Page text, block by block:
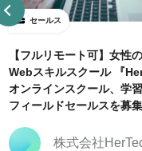
セールス
【フルリモート可】女性
Webスキルスクール 『
オンラインスクール、学
フィールドセールスを募集
株式会社